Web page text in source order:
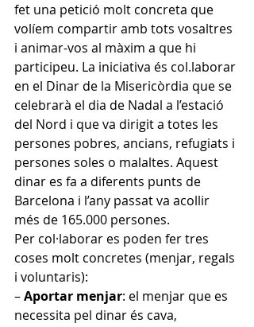
fet una petició molt concreta que
volíem compartir amb tots vosaltres
i animar-vos al màxim a que hi
participeu. La iniciativa és col.laborar
en el Dinar de la Misericòrdia que se
celebrarà el dia de Nadal a l’estació
del Nord i que va dirigit a totes les
persones pobres, ancians, refugiats i
persones soles o malaltes. Aquest
dinar es fa a diferents punts de
Barcelona i l’any passat va acollir
més de 165.000 persones.
Per col·laborar es poden fer tres
coses molt concretes (menjar, regals
i voluntaris):
– Aportar menjar: el menjar que es
necessita pel dinar és cava,